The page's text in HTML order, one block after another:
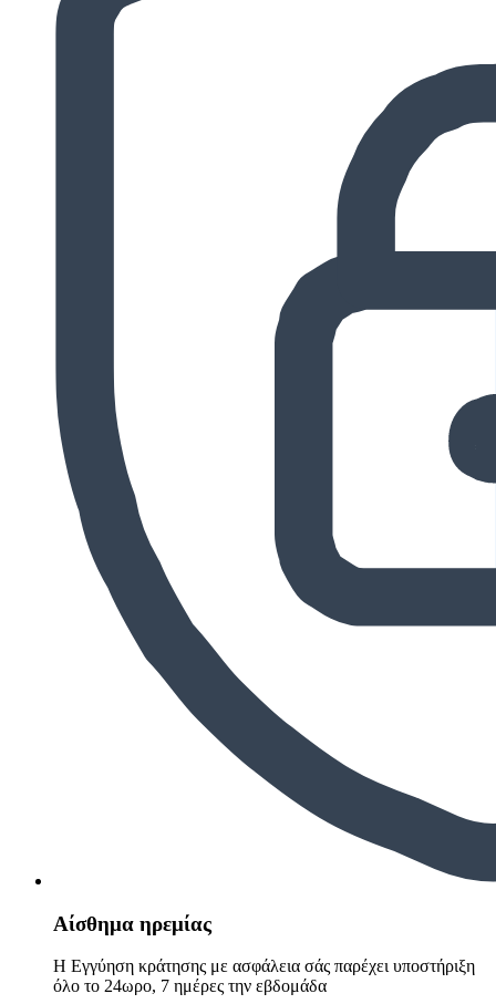
Αίσθημα ηρεμίας
Η Εγγύηση κράτησης με ασφάλεια σάς παρέχει υποστήριξη
όλο το 24ωρο, 7 ημέρες την εβδομάδα